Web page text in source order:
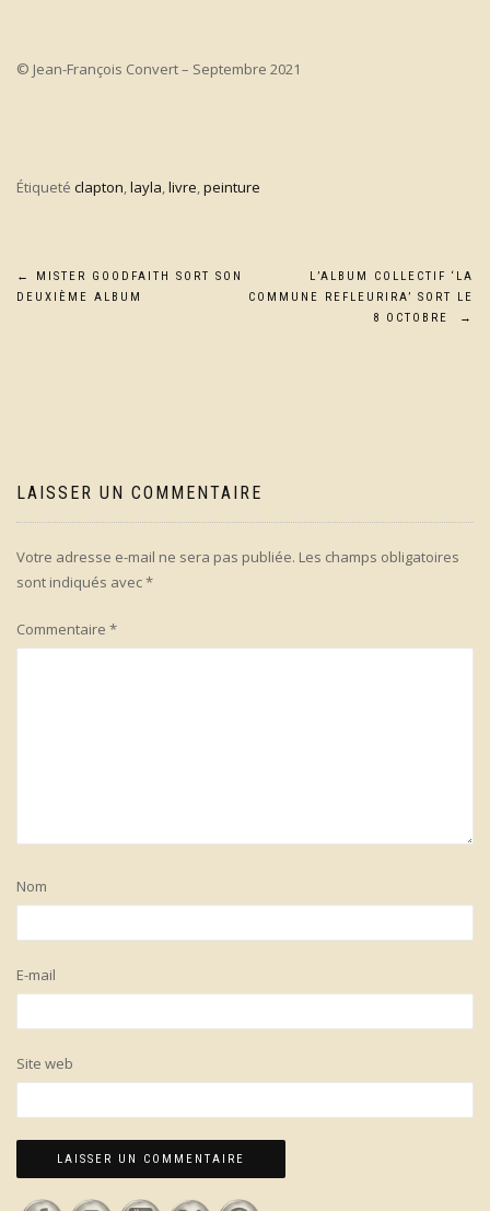
© Jean-François Convert – Septembre 2021
Étiqueté clapton,layla,livre,peinture
Navigation
←
MISTER GOODFAITH SORT SON
DEUXIÈME ALBUM
L’ALBUM COLLECTIF ‘LA
COMMUNE REFLEURIRA’ SORT LE
8 OCTOBRE
→
LAISSER UN COMMENTAIRE
Votre adresse e-mail ne sera pas publiée. Les champs obligatoires
sont indiqués avec*
Commentaire *
Nom
E-mail
Site web